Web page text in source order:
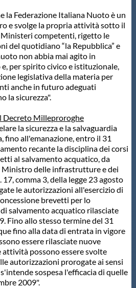
la Federazione Italiana Nuoto è un
e svolge la propria attività sotto il
competenti, rigetto le
del quotidiano “la Repubblica” e
non abbia mai agito in
per spirito civico e istituzionale,
legislativa della materia per
anche in futuro adeguati
la sicurezza".
Decreto Milleproroghe
la sicurezza e la salvaguardia
fino all'emanazione, entro il 31
recante la disciplina dei corsi
al salvamento acquatico, da
delle infrastrutture e dei
comma 3, della legge 23 agosto
le autorizzazioni all'esercizio di
brevetti per lo
salvamento acquatico rilasciate
Fino allo stesso termine del 31
fino alla data di entrata in vigore
essere rilasciate nuove
possono essere svolte
autorizzazioni prorogate ai sensi
sospesa l'efficacia di quelle
2009".